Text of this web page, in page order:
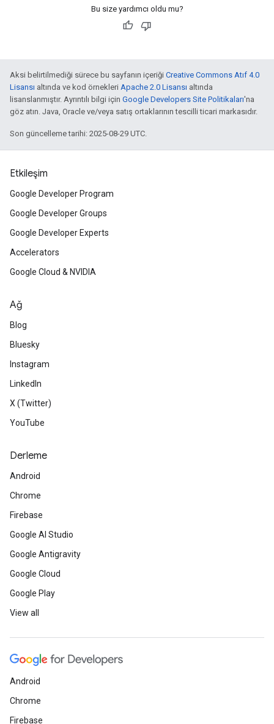
Bu size yardımcı oldu mu?
Aksi belirtilmediği sürece bu sayfanın içeriği Creative Commons Atıf 4.0
Lisansı altında ve kod örnekleri Apache 2.0 Lisansı altında
lisanslanmıştır. Ayrıntılı bilgi için Google Developers Site Politikaları'na
göz atın. Java, Oracle ve/veya satış ortaklarının tescilli ticari markasıdır.
Son güncelleme tarihi: 2025-08-29 UTC.
Etkileşim
Google Developer Program
Google Developer Groups
Google Developer Experts
Accelerators
Google Cloud & NVIDIA
Ağ
Blog
Bluesky
Instagram
LinkedIn
X (Twitter)
YouTube
Derleme
Android
Chrome
Firebase
Google AI Studio
Google Antigravity
Google Cloud
Google Play
View all
Android
Chrome
Firebase